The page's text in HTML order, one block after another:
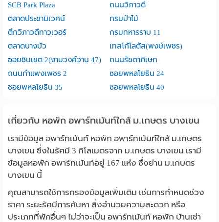
SCB Park Plaza
ถนนวิภาวดี
ตลาดประชานิเวศน์
กรมป่าไม้
ตึกวิภาวดีทาวเวอร์
กรมทหารราบ 11
ตลาดบางบัว
เทสโก้โลตัส(พงษ์เพชร)
ซอยชินเขต 2(งามวงศ์วาน 47)
ถนนรัชดาภิเษก
ถนนกำแพงเพชร 2
ซอยพหลโยธิน 24
ซอยพหลโยธิน 35
ซอยพหลโยธิน 40
เกี่ยวกับ หอพัก อพาร์ทเม้นท์ใกล้ ม.เกษตร บางเขน
เรามีข้อมูล อพาร์ทเม้นท์ หอพัก อพาร์ทเม้นท์ใกล้ ม.เกษตร
บางเขน ซึ่งในรัศมี 3 กิโลเมตรจาก ม.เกษตร บางเขน เรามี
ข้อมูลหอพัก อพาร์ทเม้นท์อยู่ 167 แห่ง ซึ่งย่าน ม.เกษตร
บางเขน นี้
คุณสามารถใช้การกรองข้อมูลเพิ่มเติม เช่นการกำหนดช่วง
ราคา ระยะรัศมีการค้นหา สิ่งอำนวยความสะดวก หรือ
ประเภทที่พักอื่นๆ ไม่ว่าจะเป็น อพาร์ทเม้นท์ หอพัก บ้านเช่า